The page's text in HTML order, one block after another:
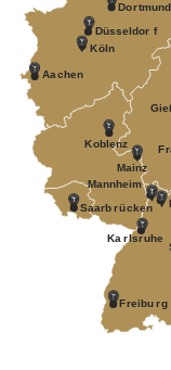
Freibu rg
Karlsruhe
Mannheim
Mainz
Koblenz Fr
Köln
Düsseldor f
Dortmund
Saarb rüc ken
Aac hen